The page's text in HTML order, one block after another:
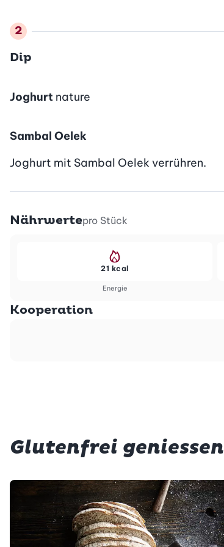
Dip
Joghurt nature
Sambal Oelek
Joghurt mit Sambal Oelek verrühren.
Nährwertepro Stück
Energie
21 kcal
Kooperation
Glutenfrei geniessen